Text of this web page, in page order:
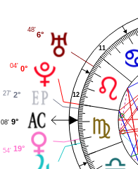
1
11
12
6°
48'
0°
04'
2°
27'
9°
08'
19°
54'